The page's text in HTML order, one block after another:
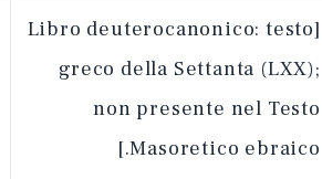
[Libro deuterocanonico: testo
greco della Settanta (LXX);
non presente nel Testo
Masoretico ebraico.]